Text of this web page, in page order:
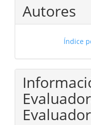
Autores
Índice